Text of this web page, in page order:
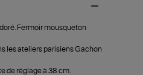
Fermoir mousqueton
les ateliers parisiens Gachon
de réglage à 38 cm.